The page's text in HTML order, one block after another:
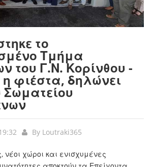
το
Τμήμα
του Γ.Ν. Κορίνθου -
φιέστα, δηλώνει
Σωματείου
By Loutraki365
νέοι χώροι και ενισχυμένες